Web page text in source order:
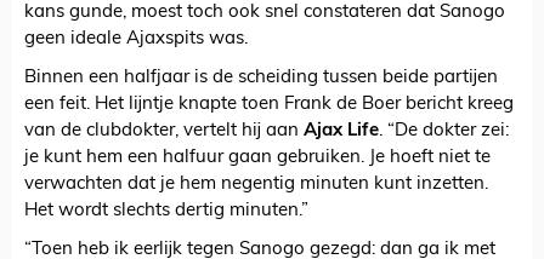
kans gunde, moest toch ook snel constateren dat Sanogo
geen ideale Ajaxspits was.
Binnen een halfjaar is de scheiding tussen beide partijen
een feit. Het lijntje knapte toen Frank de Boer bericht kreeg
van de clubdokter, vertelt hij aan Ajax Life. “De dokter zei:
je kunt hem een halfuur gaan gebruiken. Je hoeft niet te
verwachten dat je hem negentig minuten kunt inzetten.
Het wordt slechts dertig minuten.”
“Toen heb ik eerlijk tegen Sanogo gezegd: dan ga ik met